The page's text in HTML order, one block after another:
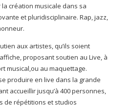
création musicale dans sa
et pluridisciplinaire. Rap, jazz,
aux artistes, qu’ils soient
proposant soutien au Live, à
musical,ou au maquettage.
produire en live dans la grande
accueillir jusqu’à 400 personnes,
de répétitions et studios